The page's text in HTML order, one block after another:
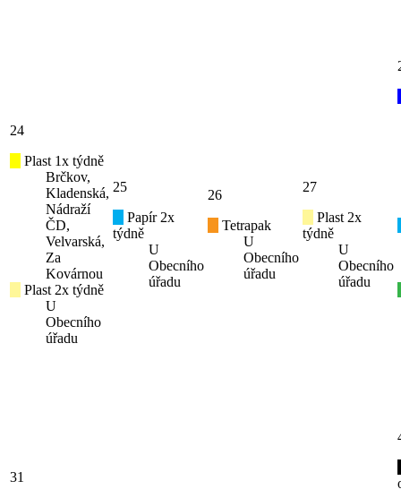
24
Plast 1x týdně
Brčkov,
Kladenská,
Nádraží
ČD,
Velvarská,
Za
Kovárnou
Plast 2x týdně
U
Obecního
úřadu
25
Papír 2x
týdně
U
Obecního
úřadu
26
Tetrapak
U
Obecního
úřadu
27
Plast 2x
týdně
U
Obecního
úřadu
31